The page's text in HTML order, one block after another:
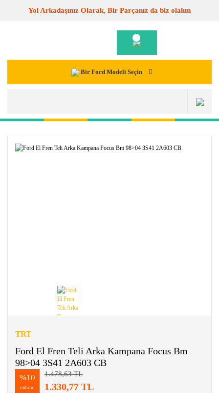
Yol Arkadaşınız Olarak, Bir Parçanız da biz olalım
Bir Ford Modeli Seçin
TRT
Ford El Fren Teli Arka Kampana Focus Bm
98>04 3S41 2A603 CB
%10
indirim
1.478,63 TL
1.330,77 TL